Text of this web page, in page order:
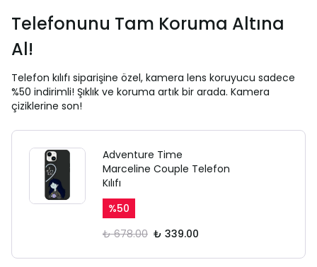
Telefonunu Tam Koruma Altına
Al!
Telefon kılıfı siparişine özel, kamera lens koruyucu sadece
%50 indirimli! Şıklık ve koruma artık bir arada. Kamera
çiziklerine son!
Adventure Time
Marceline Couple Telefon
Kılıfı
%50
₺ 678.00 ₺ 339.00